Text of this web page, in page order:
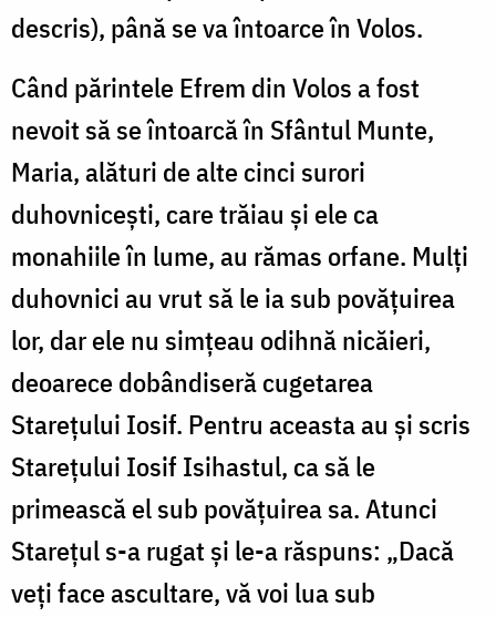
descris), până se va întoarce în Volos.
Când părintele Efrem din Volos a fost
nevoit să se întoarcă în Sfântul Munte,
Maria, alături de alte cinci surori
duhovniceşti, care trăiau şi ele ca
monahiile în lume, au rămas orfane. Mulţi
duhovnici au vrut să le ia sub povăţuirea
lor, dar ele nu simţeau odihnă nicăieri,
deoarece dobândiseră cugetarea
Stareţului Iosif. Pentru aceasta au şi scris
Stareţului Iosif Isihastul, ca să le
primească el sub povăţuirea sa. Atunci
Stareţul s-a rugat şi le-a răspuns: „Dacă
veţi face ascultare, vă voi lua sub